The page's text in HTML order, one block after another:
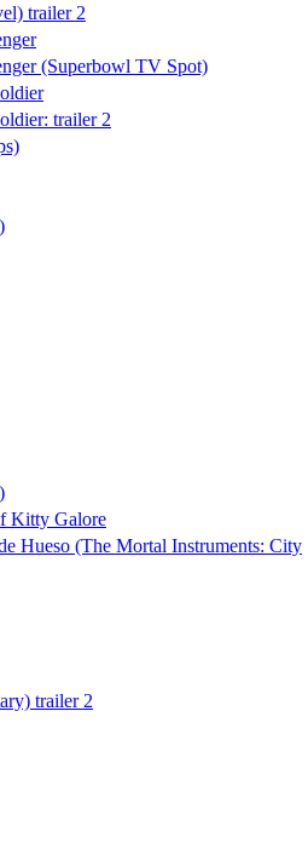
trailer 2
(Superbowl TV Spot)
trailer 2
Kitty Galore
Hueso (The Mortal Instruments: City
trailer 2